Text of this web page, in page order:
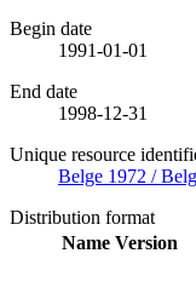
Begin date
1991-01-01
End date
1998-12-31
Unique resource
Belge 1972 /
Distribution format
Name Version